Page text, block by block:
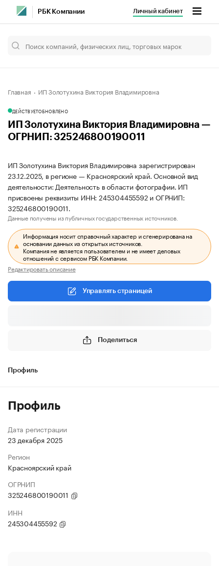
РБК Компании Личный кабинет
Главная ИП Золотухина Виктория Владимировна
ДЕЙСТВУЕТОБНОВЛЕНО
ИП Золотухина Виктория Владимировна —
ОГРНИП: 325246800190011
ИП Золотухина Виктория Владимировна зарегистрирован
23.12.2025, в регионе — Красноярский край. Основной вид
деятельности: Деятельность в области фотографии. ИП
присвоены реквизиты ИНН: 245304455592 и ОГРНИП:
325246800190011.
Данные получены из публичных государственных источников.
Информация носит справочный характер и сгенерирована на
основании данных из открытых источников.
Компания не является пользователем и не имеет деловых
отношений с сервисом РБК Компании.
Редактировать описание
Управлять страницей
Поделиться
Профиль
Профиль
Дата регистрации
23 декабря 2025
Регион
Красноярский край
ОГРНИП
325246800190011
ИНН
245304455592